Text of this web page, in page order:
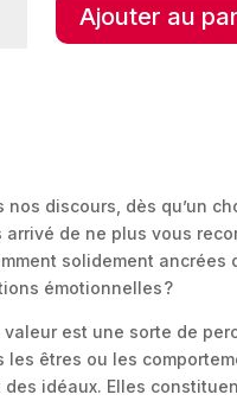
Ajouter au
discours, dès qu’un
de ne plus vous
solidement ancrées
émotionnelles ?
est une sorte de
êtres ou les
idéaux. Elles